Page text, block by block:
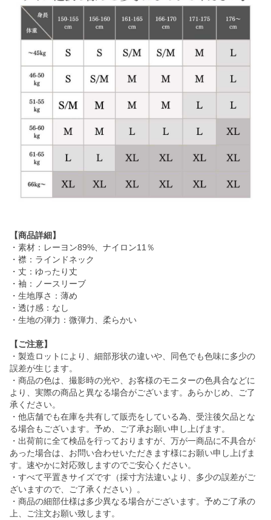
【商品詳細】
・素材：レーヨン89%、ナイロン11％
・襟：ラインドネック
・丈：ゆったり丈
・袖：ノースリーブ
・生地厚さ：薄め
・透け感：なし
・生地の弾力：微弾力、柔らかい
【ご注意】
・製造ロットにより、細部形状の違いや、同色でも色味に多少の
誤差が生じます。
・商品の色は、撮影時の光や、お客様のモニターの色具合などに
より、実際の商品と異なる場合がございます。あらかじめ、ご了
承ください。
・他店舗でも在庫を共有して販売をしている為、受注後欠品とな
る場合もございます。予め、ご了承お願い申し上げます。
・出荷前に全て検品を行っておりますが、万が一商品に不具合が
あった場合は、お問い合わせいただきます様にお願い申し上げま
す。速やかに対応致しますのでご安心ください。
・すべて平置きサイズです（採寸方法違いより、多少の誤差がご
ざいますので、ご了承ください）。
・商品の細部仕様は多少異なる場合がございます。予めご了承の
上、ご注文お願い致します。